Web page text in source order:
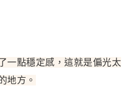
一點穩定感，這就是偏光太
地方。